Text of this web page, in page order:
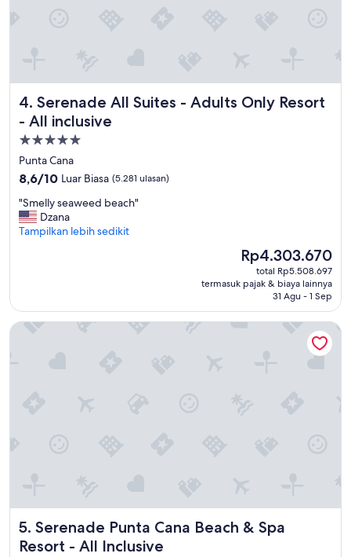
4. Serenade All Suites - Adults Only Resort
- All inclusive
Serenade All Suites - Adults Only Resort - All inclusive
Properti
bintang
5.0
Punta Cana
8.6
10,
Luar
Biasa,
8,6/10 Luar Biasa (5.281 ulasan)
"
S
m
e
"Smelly seaweed beach"
Dzana
Tampilkan lebih sedikit
Harga
sekarang
Rp4.303.670
Rp4.303.670
total Rp5.508.697
termasuk pajak & biaya lainnya
31 Agu - 1 Sep
5. Serenade Punta Cana Beach & Spa
Resort - All Inclusive
Serenade Punta Cana Beach & Spa Resort - All Inclusive
Serenade Punta Cana Beach & Spa Resort - All Inclusive